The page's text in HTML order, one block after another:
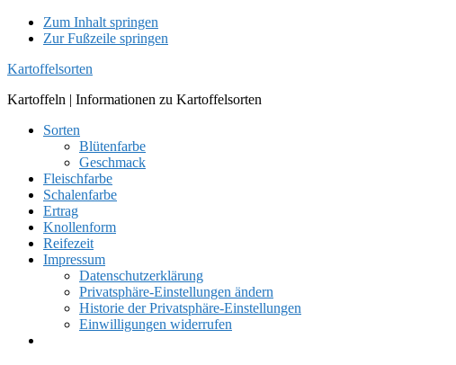
Zum Inhalt springen
Zur Fußzeile springen
Kartoffelsorten
Kartoffeln | Informationen zu Kartoffelsorten
Sorten
Blütenfarbe
Geschmack
Fleischfarbe
Schalenfarbe
Ertrag
Knollenform
Reifezeit
Impressum
Datenschutzerklärung
Privatsphäre-Einstellungen ändern
Historie der Privatsphäre-Einstellungen
Einwilligungen widerrufen